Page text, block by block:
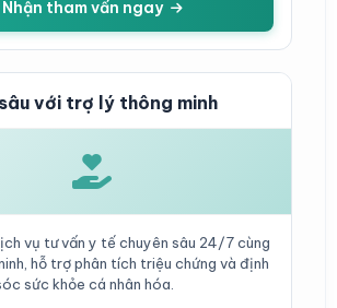
Nhận tham vấn ngay
với trợ lý thông minh
vụ tư vấn y tế chuyên sâu 24/7 cùng
hỗ trợ phân tích triệu chứng và định
sức khỏe cá nhân hóa.